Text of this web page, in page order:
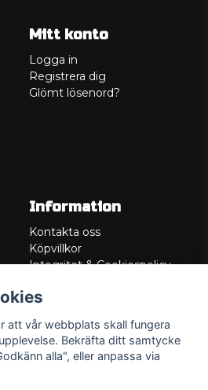
Mitt konto
Logga in
Registrera dig
Glömt lösenord?
Information
Kontakta oss
Köpvillkor
Integritet & Cookiespolicy
Service/Garanti
Lådritning
Om oss
att vår webbplats skall fungera
Bekräfta ditt samtycke
alla", eller anpassa via